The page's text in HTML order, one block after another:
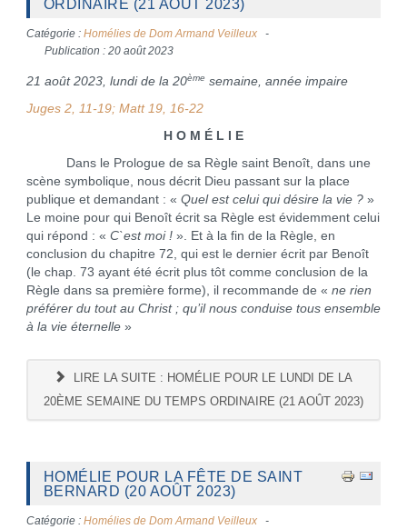
ORDINAIRE (21 AOÛT 2023)
Catégorie : Homélies de Dom Armand Veilleux
Publication : 20 août 2023
21 août 2023, lundi de la 20ème semaine, année impaire
Juges 2, 11-19; Matt 19, 16-22
H O M É L I E
Dans le Prologue de sa Règle saint Benoît, dans une
scène symbolique, nous décrit Dieu passant sur la place
publique et demandant : « Quel est celui qui désire la vie ?»
Le moine pour qui Benoît écrit sa Règle est évidemment celui
qui répond : « C`est moi !». Et à la fin de la Règle, en
conclusion du chapitre 72, qui est le dernier écrit par Benoît
(le chap. 73 ayant été écrit plus tôt comme conclusion de la
Règle dans sa première forme), il recommande de « ne rien
préférer du tout au Christ ; qu’il nous conduise tous ensemble
à la vie éternelle»
LIRE LA SUITE : HOMÉLIE POUR LE LUNDI DE LA
20ÈME SEMAINE DU TEMPS ORDINAIRE (21 AOÛT 2023)
HOMÉLIE POUR LA FÊTE DE SAINT
BERNARD (20 AOÛT 2023)
Catégorie : Homélies de Dom Armand Veilleux